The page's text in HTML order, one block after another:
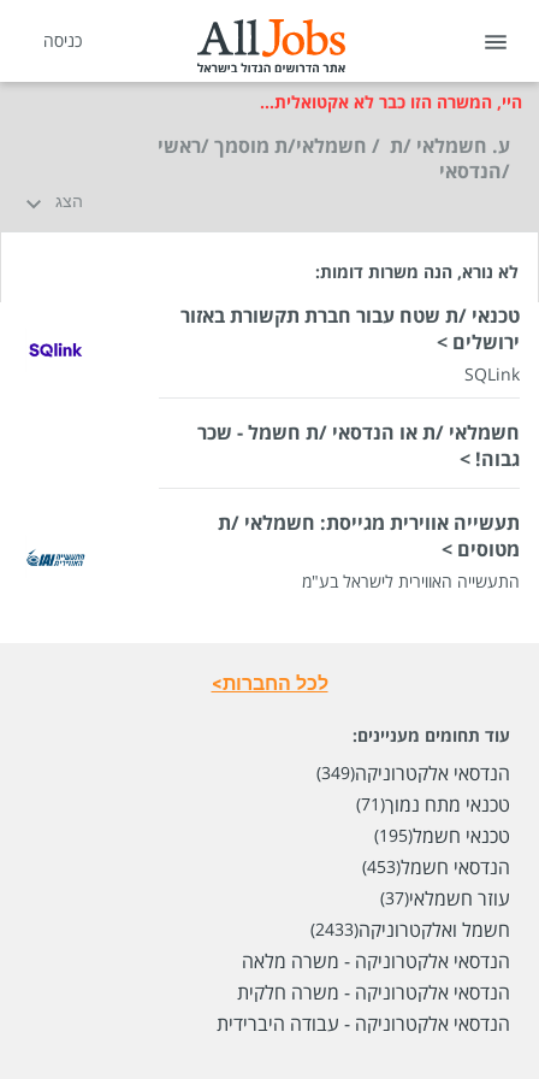
כניסה
היי, המשרה הזו כבר לא אקטואלית...
ע. חשמלאי /ת / חשמלאי/ת מוסמך /ראשי
/הנדסאי
הצג
משרה מלאה
מיקום
אור יהודה
לפני חודש
לא נורא, הנה משרות דומות:
טכנאי /ת שטח עבור חברת תקשורת באזור
ירושלים >
SQLink
חשמלאי /ת או הנדסאי /ת חשמל - שכר
גבוה! >
תעשייה אווירית מגייסת: חשמלאי /ת
מטוסים >
התעשייה האווירית לישראל בע"מ
לכל החברות>
עוד תחומים מעניינים:
הנדסאי אלקטרוניקה(349)
טכנאי מתח נמוך(71)
טכנאי חשמל(195)
הנדסאי חשמל(453)
עוזר חשמלאי(37)
חשמל ואלקטרוניקה(2433)
הנדסאי אלקטרוניקה - משרה מלאה
הנדסאי אלקטרוניקה - משרה חלקית
הנדסאי אלקטרוניקה - עבודה היברידית